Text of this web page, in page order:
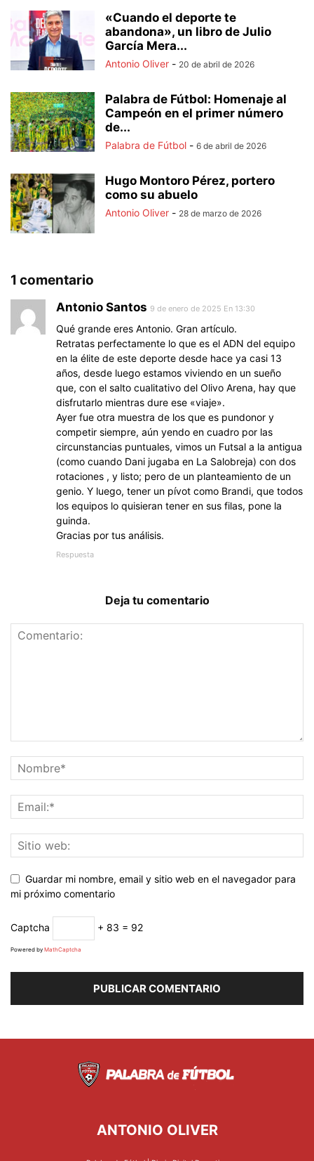
«Cuando el deporte te
abandona», un libro de Julio
García Mera...
Antonio Oliver - 20 de abril de 2026
Palabra de Fútbol: Homenaje al
Campeón en el primer número
de...
Palabra de Fútbol - 6 de abril de 2026
Hugo Montoro Pérez, portero
como su abuelo
Antonio Oliver - 28 de marzo de 2026
1 comentario
Antonio Santos 9 de enero de 2025 En 13:30
Qué grande eres Antonio. Gran artículo.
Retratas perfectamente lo que es el ADN del equipo
en la élite de este deporte desde hace ya casi 13
años, desde luego estamos viviendo en un sueño
que, con el salto cualitativo del Olivo Arena, hay que
disfrutarlo mientras dure ese «viaje».
Ayer fue otra muestra de los que es pundonor y
competir siempre, aún yendo en cuadro por las
circunstancias puntuales, vimos un Futsal a la antigua
(como cuando Dani jugaba en La Salobreja) con dos
rotaciones , y listo; pero de un planteamiento de un
genio. Y luego, tener un pívot como Brandi, que todos
los equipos lo quisieran tener en sus filas, pone la
guinda.
Gracias por tus análisis.
Respuesta
Deja tu comentario
Guardar mi nombre, email y sitio web en el navegador para
mi próximo comentario
Captcha + 83 = 92
Powered by MathCaptcha
ANTONIO OLIVER